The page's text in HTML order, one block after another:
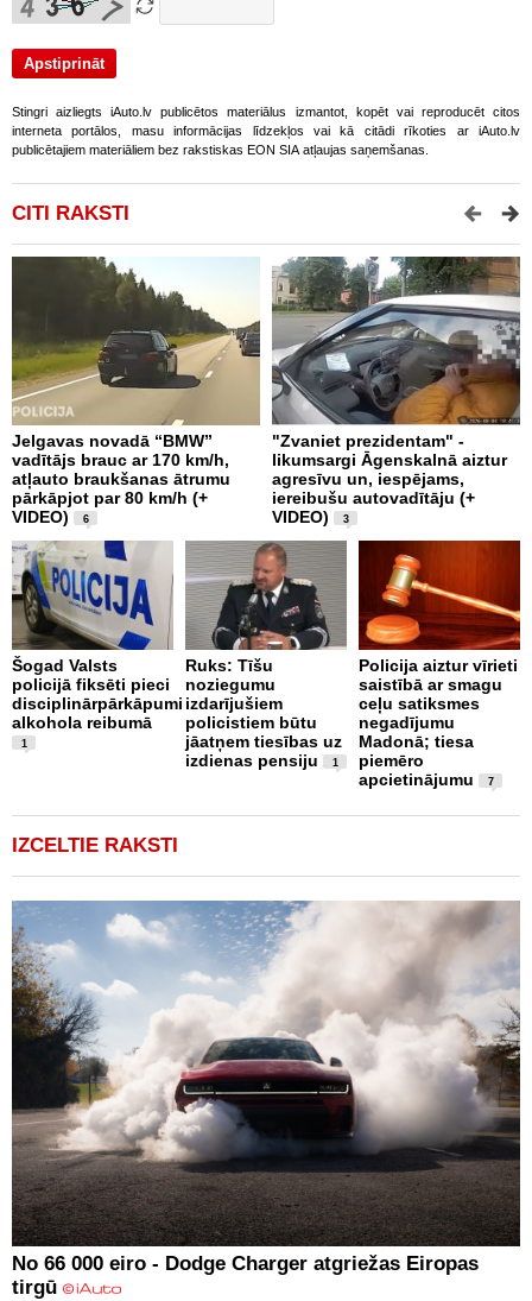
Stingri aizliegts iAuto.lv publicētos materiālus izmantot, kopēt vai reproducēt citos
interneta portālos, masu informācijas līdzekļos vai kā citādi rīkoties ar iAuto.lv
publicētajiem materiāliem bez rakstiskas EON SIA atļaujas saņemšanas.
CITI RAKSTI
Jelgavas novadā “BMW”
vadītājs brauc ar 170 km/h,
atļauto braukšanas ātrumu
pārkāpjot par 80 km/h (+
VIDEO)
6
"Zvaniet prezidentam" -
likumsargi Āgenskalnā aiztur
agresīvu un, iespējams,
iereibušu autovadītāju (+
VIDEO)
3
Šogad Valsts
policijā fiksēti pieci
disciplinārpārkāpumi
alkohola reibumā
1
Ruks: Tīšu
noziegumu
izdarījušiem
policistiem būtu
jāatņem tiesības uz
izdienas pensiju
1
Policija aiztur vīrieti
saistībā ar smagu
ceļu satiksmes
negadījumu
Madonā; tiesa
piemēro
apcietinājumu
7
IZCELTIE RAKSTI
No 66 000 eiro - Dodge Charger atgriežas Eiropas
tirgū